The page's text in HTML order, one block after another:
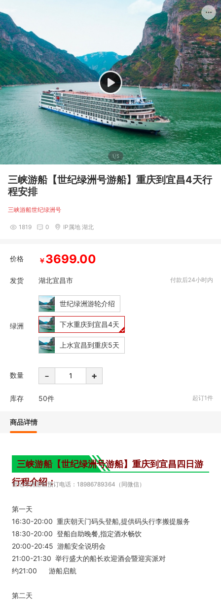
1/5
三峡游船【世纪绿洲号游船】重庆到宜昌4天行
程安排
三峡游船世纪绿洲号
1819 0 IP属地 湖北
价格 ￥3699.00
发货 湖北宜昌市 付款后24小时内
绿洲
世纪绿洲游轮介绍
下水重庆到宜昌4天
上水宜昌到重庆5天
数量 - +
库存 50件 起订1件
商品详情
三峡游船【世纪绿洲号游船】重庆到宜昌四日游
行程介绍：
世纪绿洲游船预订电话：18986789364（同微信）
第一天
16:30-20:00 重庆朝天门码头登船,提供码头行李搬提服务
18:30-20:00 登船自助晚餐,指定酒水畅饮
20:00-20:45 游船安全说明会
21:00-21:30 举行盛大的船长欢迎酒会暨迎宾派对
约21:00 游船启航
第二天